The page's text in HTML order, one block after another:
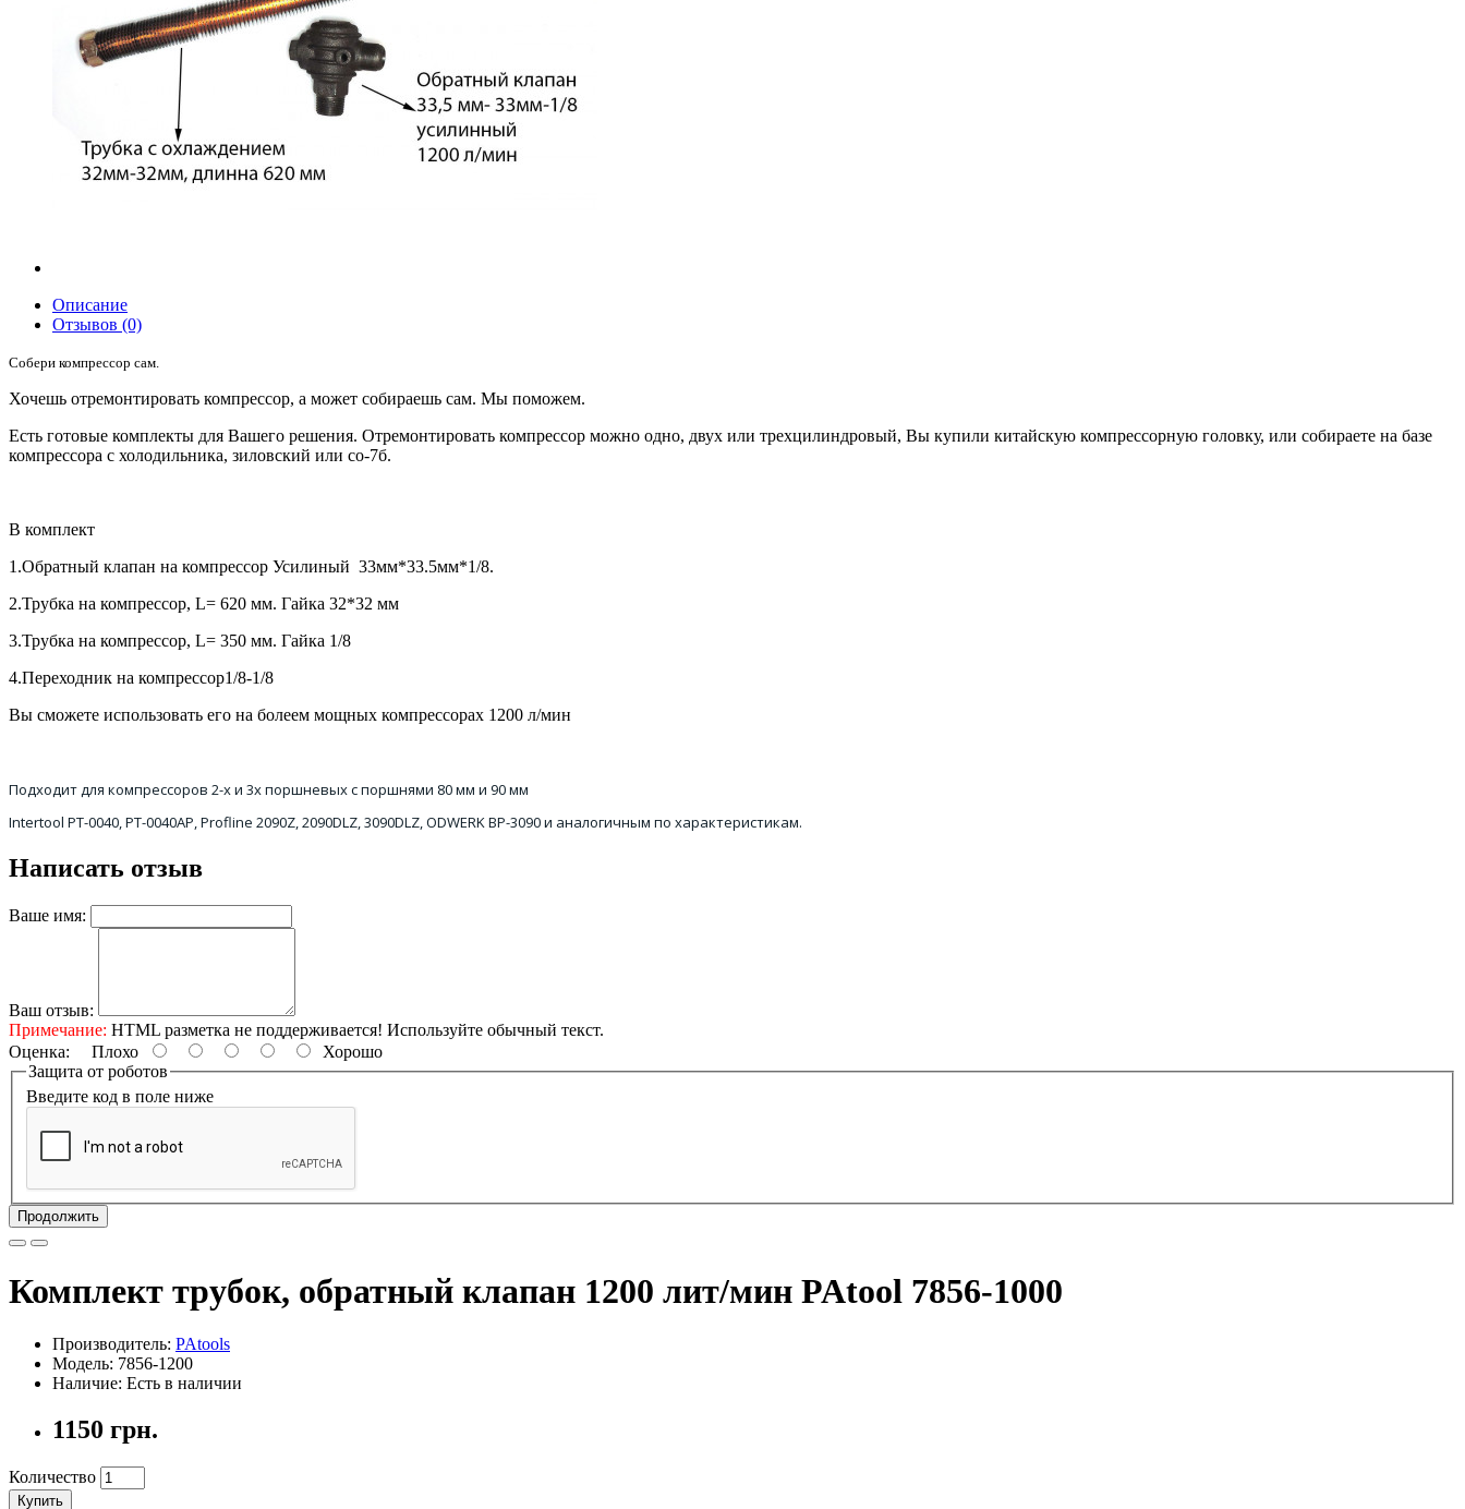
Описание
Отзывов (0)
Собери компрессор сам.
Хочешь отремонтировать компрессор, а может собираешь сам. Мы поможем.
Есть готовые комплекты для Вашего решения. Отремонтировать компрессор можно одно, двух или трехцилиндровый, Вы купили китайскую компрессорную головку, или собираете на базе
компрессора с холодильника, зиловский или со-7б.
В комплект
1.Обратный клапан на компрессор Усилиный 33мм*33.5мм*1/8.
2.Трубка на компрессор, L= 620 мм. Гайка 32*32 мм
3.Трубка на компрессор, L= 350 мм. Гайка 1/8
4.Переходник на компрессор1/8-1/8
Вы сможете использовать его на болеем мощных компрессорах 1200 л/мин
Подходит для компрессоров 2-х и 3х поршневых с поршнями 80 мм и 90 мм
Intertool PT-0040, PT-0040AP, Profline 2090Z, 2090DLZ, 3090DLZ, ODWERK BP-3090 и аналогичным по характеристикам.
Написать отзыв
Ваше имя:
Ваш отзыв:
Примечание: HTML разметка не поддерживается! Используйте обычный текст.
Оценка: Плохо
Хорошо
Защита от роботов
Введите код в поле ниже
Продолжить
Комплект трубок, обратный клапан 1200 лит/мин PAtool 7856-1000
Производитель: PAtools
Модель: 7856-1200
Наличие: Есть в наличии
1150 грн.
Количество
Купить